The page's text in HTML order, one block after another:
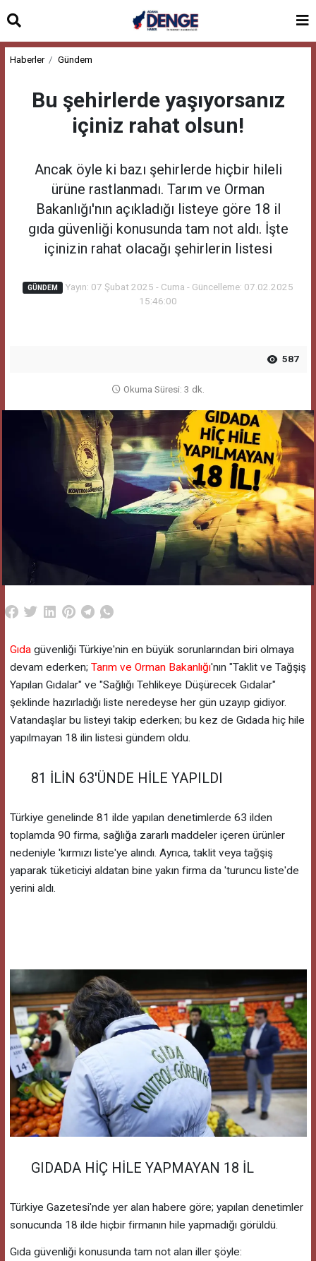
Haberler Gündem
Bu şehirlerde yaşıyorsanız
içiniz rahat olsun!
Ancak öyle ki bazı şehirlerde hiçbir hileli
ürüne rastlanmadı. Tarım ve Orman
Bakanlığı'nın açıkladığı listeye göre 18 il
gıda güvenliği konusunda tam not aldı. İşte
içinizin rahat olacağı şehirlerin listesi
GÜNDEM
Yayın: 07 Şubat 2025 - Cuma - Güncelleme: 07.02.2025
15:46:00
587
Okuma Süresi: 3 dk.
Gıdagüvenliği Türkiye'nin en büyük sorunlarından biri olmaya
devam ederken; Tarım ve Orman Bakanlığı'nın "Taklit ve Tağşiş
Yapılan Gıdalar" ve "Sağlığı Tehlikeye Düşürecek Gıdalar"
şeklinde hazırladığı liste neredeyse her gün uzayıp gidiyor.
Vatandaşlar bu listeyi takip ederken; bu kez de Gıdada hiç hile
yapılmayan 18 ilin listesi gündem oldu.
81 İLİN 63'ÜNDE HİLE YAPILDI
Türkiye genelinde 81 ilde yapılan denetimlerde 63 ilden
toplamda 90 firma, sağlığa zararlı maddeler içeren ürünler
nedeniyle 'kırmızı liste'ye alındı. Ayrıca, taklit veya tağşiş
yaparak tüketiciyi aldatan bine yakın firma da 'turuncu liste'de
yerini aldı.
GIDADA HİÇ HİLE YAPMAYAN 18 İL
Türkiye Gazetesi'nde yer alan habere göre; yapılan denetimler
sonucunda 18 ilde hiçbir firmanın hile yapmadığı görüldü.
Gıda güvenliği konusunda tam not alan iller şöyle: